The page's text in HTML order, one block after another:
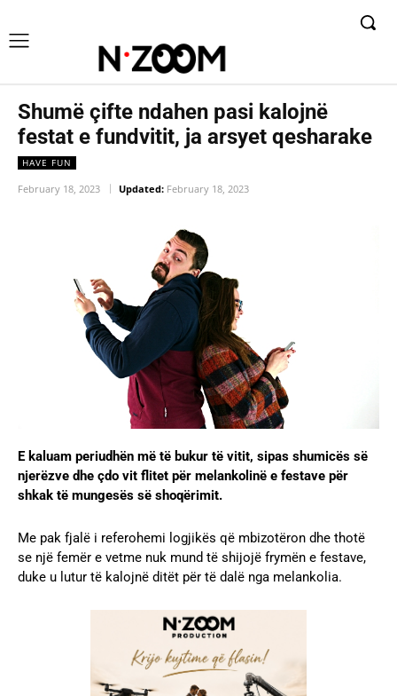
Shumë çifte ndahen pasi kalojnë
festat e fundvitit, ja arsyet qesharake
HAVE FUN
February 18, 2023 Updated: February 18, 2023
E kaluam periudhën më të bukur të vitit, sipas shumicës së
njerëzve dhe çdo vit flitet për melankolinë e festave për
shkak të mungesës së shoqërimit.
Me pak fjalë i referohemi logjikës që mbizotëron dhe thotë
se një femër e vetme nuk mund të shijojë frymën e festave,
duke u lutur të kalojnë ditët për të dalë nga melankolia.